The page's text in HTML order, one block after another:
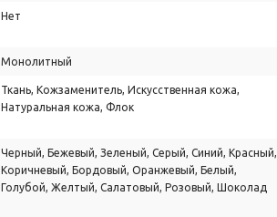
Нет
Монолитный
Ткань, Кожзаменитель, Искусственная кожа,
Натуральная кожа, Флок
Черный, Бежевый, Зеленый, Серый, Синий, Красный,
Коричневый, Бордовый, Оранжевый, Белый,
Голубой, Желтый, Салатовый, Розовый, Шоколад